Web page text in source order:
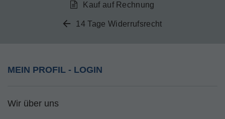
Kauf auf Rechnung
14 Tage Widerrufsrecht
MEIN PROFIL - LOGIN
Wir über uns